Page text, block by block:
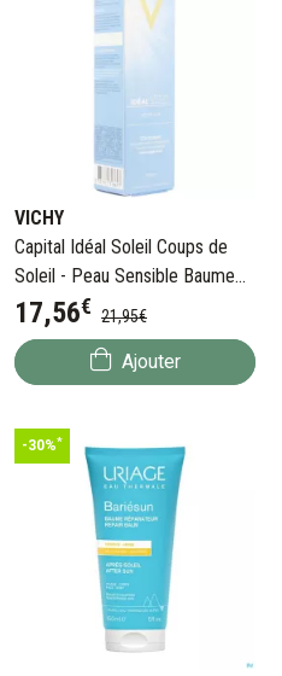
VICHY
Capital Idéal Soleil Coups de
Soleil - Peau Sensible Baume
100 ml
17,56€ 21,95€
Ajouter
-30%*